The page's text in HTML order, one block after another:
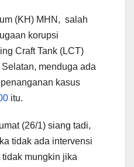
(KH) MHN, salah
korupsi
Craft Tank (LCT)
menduga ada
kasus
itu.
(26/1) siang tadi,
tidak ada intervensi
tidak mungkin jika